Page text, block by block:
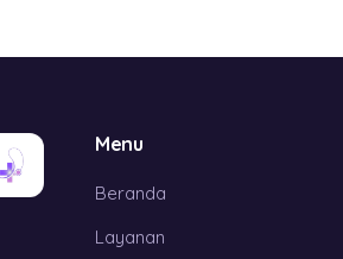
Menu
Beranda
Layanan